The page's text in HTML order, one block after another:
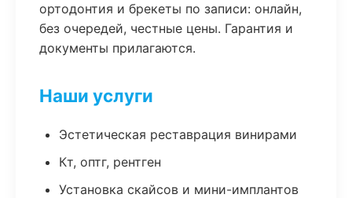
ортодонтия и брекеты по записи: онлайн,
без очередей, честные цены. Гарантия и
документы прилагаются.
Наши услуги
Эстетическая реставрация винирами
Кт, оптг, рентген
Установка скайсов и мини-имплантов